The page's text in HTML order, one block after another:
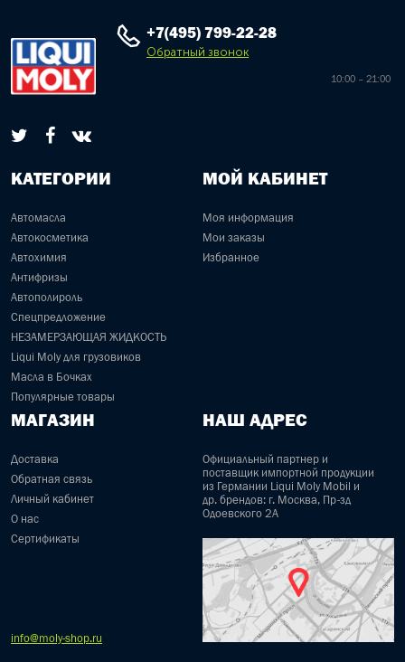
+7(495) 799-22-28
Обратный звонок
10:00 – 21:00
КАТЕГОРИИ
Автомасла
Автокосметика
Автохимия
Антифризы
Автополироль
Спецпредложение
НЕЗАМЕРЗАЮЩАЯ ЖИДКОСТЬ
Liqui Moly для грузовиков
Масла в Бочках
Популярные товары
МОЙ КАБИНЕТ
Моя информация
Мои заказы
Избранное
МАГАЗИН
Доставка
Обратная связь
Личный кабинет
О нас
Сертификаты
НАШ АДРЕС
Официальный партнер и
поставщик импортной продукции
из Германии Liqui Moly Mobil и
др. брендов: г. Москва, Пр-зд
Одоевского 2А
info@moly-shop.ru